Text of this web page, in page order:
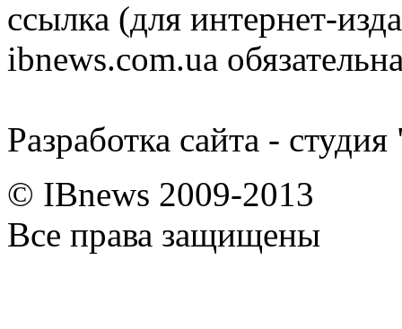
ссылка (для интернет-
ibnews.com.ua
Разработка сайта -
© IBnews 2009-2013
Все права защищены